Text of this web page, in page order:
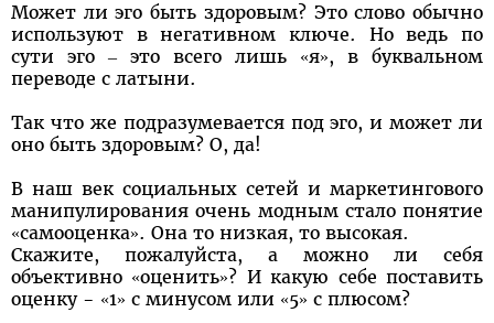
Может ли эго быть здоровым? Это слово обычно
используют в негативном ключе. Но ведь по
сути эго – это всего лишь «я», в буквальном
переводе с латыни.
Так что же подразумевается под эго, и может ли
оно быть здоровым? О, да!
В наш век социальных сетей и маркетингового
манипулирования очень модным стало понятие
«самооценка». Она то низкая, то высокая.
Скажите, пожалуйста, а можно ли себя
объективно «оценить»? И какую себе поставить
оценку - «1» с минусом или «5» с плюсом?